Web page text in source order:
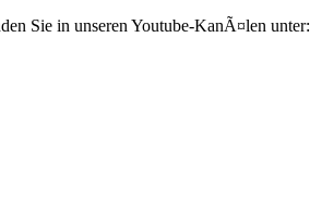
Sie in unseren Youtube-KanÃ¤len unter: